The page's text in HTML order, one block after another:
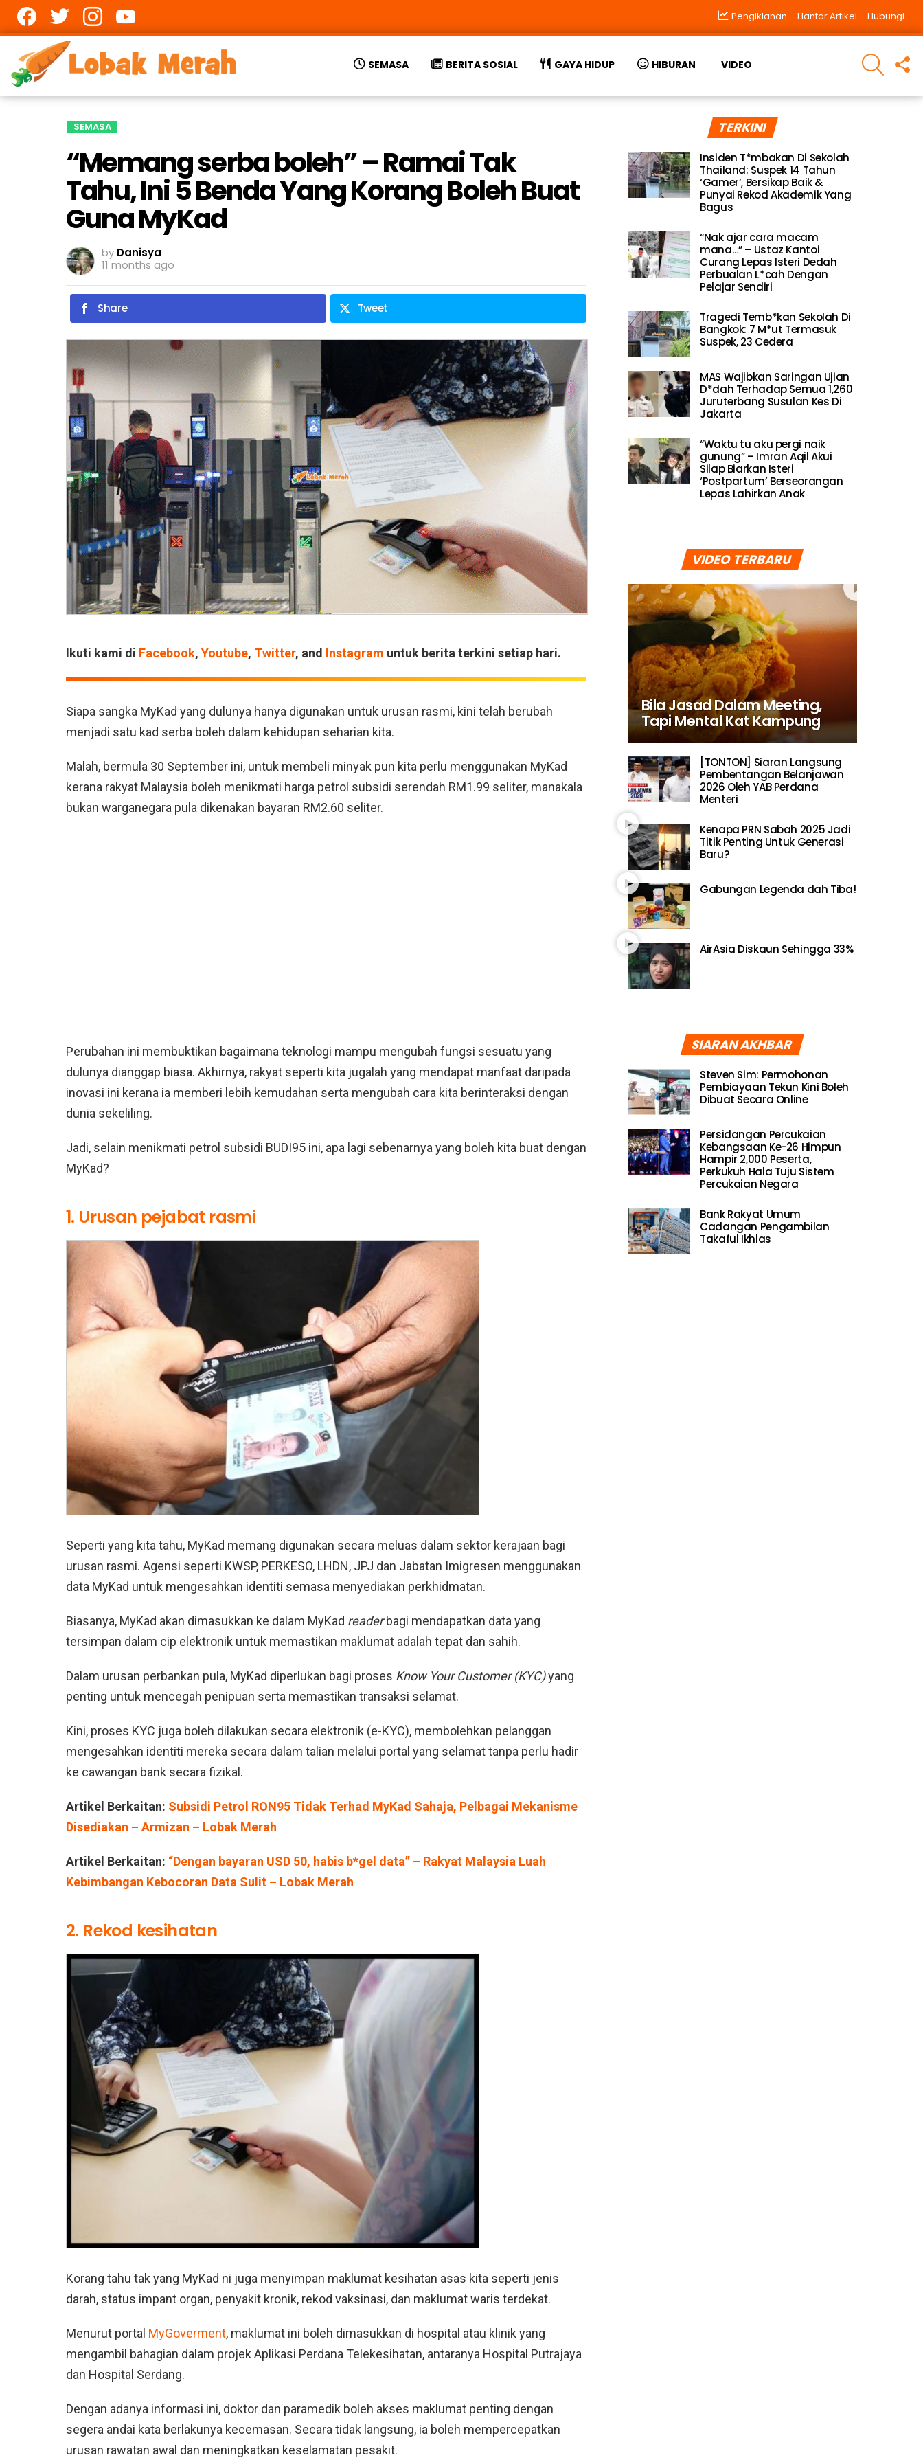
Pengiklanan Hantar Artikel Hubungi
SEMASA BERITA SOSIAL GAYA HIDUP HIBURAN VIDEO
SEARCH
SEMASA
“Memang serba boleh” – Ramai Tak
Tahu, Ini 5 Benda Yang Korang Boleh Buat
Guna MyKad
by Danisya
11 months ago
Share Tweet
Ikuti kami di Facebook, Youtube, Twitter, and Instagram untuk berita terkini setiap hari.
Siapa sangka MyKad yang dulunya hanya digunakan untuk urusan rasmi, kini telah berubah
menjadi satu kad serba boleh dalam kehidupan seharian kita.
Malah, bermula 30 September ini, untuk membeli minyak pun kita perlu menggunakan MyKad
kerana rakyat Malaysia boleh menikmati harga petrol subsidi serendah RM1.99 seliter, manakala
bukan warganegara pula dikenakan bayaran RM2.60 seliter.
Perubahan ini membuktikan bagaimana teknologi mampu mengubah fungsi sesuatu yang
dulunya dianggap biasa. Akhirnya, rakyat seperti kita jugalah yang mendapat manfaat daripada
inovasi ini kerana ia memberi lebih kemudahan serta mengubah cara kita berinteraksi dengan
dunia sekeliling.
Jadi, selain menikmati petrol subsidi BUDI95 ini, apa lagi sebenarnya yang boleh kita buat dengan
MyKad?
1. Urusan pejabat rasmi
Seperti yang kita tahu, MyKad memang digunakan secara meluas dalam sektor kerajaan bagi
urusan rasmi. Agensi seperti KWSP, PERKESO, LHDN, JPJ dan Jabatan Imigresen menggunakan
data MyKad untuk mengesahkan identiti semasa menyediakan perkhidmatan.
Biasanya, MyKad akan dimasukkan ke dalam MyKad readerbagi mendapatkan data yang
tersimpan dalam cip elektronik untuk memastikan maklumat adalah tepat dan sahih.
Dalam urusan perbankan pula, MyKad diperlukan bagi proses Know Your Customer (KYC)yang
penting untuk mencegah penipuan serta memastikan transaksi selamat.
Kini, proses KYC juga boleh dilakukan secara elektronik (e-KYC), membolehkan pelanggan
mengesahkan identiti mereka secara dalam talian melalui portal yang selamat tanpa perlu hadir
ke cawangan bank secara fizikal.
Artikel Berkaitan: Subsidi Petrol RON95 Tidak Terhad MyKad Sahaja, Pelbagai Mekanisme
Disediakan – Armizan – Lobak Merah
Artikel Berkaitan: “Dengan bayaran USD 50, habis b*gel data” – Rakyat Malaysia Luah
Kebimbangan Kebocoran Data Sulit – Lobak Merah
2. Rekod kesihatan
Korang tahu tak yang MyKad ni juga menyimpan maklumat kesihatan asas kita seperti jenis
darah, status impant organ, penyakit kronik, rekod vaksinasi, dan maklumat waris terdekat.
Menurut portal MyGoverment, maklumat ini boleh dimasukkan di hospital atau klinik yang
mengambil bahagian dalam projek Aplikasi Perdana Telekesihatan, antaranya Hospital Putrajaya
dan Hospital Serdang.
Dengan adanya informasi ini, doktor dan paramedik boleh akses maklumat penting dengan
segera andai kata berlakunya kecemasan. Secara tidak langsung, ia boleh mempercepatkan
urusan rawatan awal dan meningkatkan keselamatan pesakit.
TERKINI
Insiden T*mbakan Di Sekolah
Thailand: Suspek 14 Tahun
‘Gamer’, Bersikap Baik &
Punyai Rekod Akademik Yang
Bagus
“Nak ajar cara macam
mana…” – Ustaz Kantoi
Curang Lepas Isteri Dedah
Perbualan L*cah Dengan
Pelajar Sendiri
Tragedi Temb*kan Sekolah Di
Bangkok: 7 M*ut Termasuk
Suspek, 23 Cedera
MAS Wajibkan Saringan Ujian
D*dah Terhadap Semua 1,260
Juruterbang Susulan Kes Di
Jakarta
“Waktu tu aku pergi naik
gunung” – Imran Aqil Akui
Silap Biarkan Isteri
‘Postpartum’ Berseorangan
Lepas Lahirkan Anak
VIDEO TERBARU
Bila Jasad Dalam Meeting,
Tapi Mental Kat Kampung
[TONTON] Siaran Langsung
Pembentangan Belanjawan
2026 Oleh YAB Perdana
Menteri
Kenapa PRN Sabah 2025 Jadi
Titik Penting Untuk Generasi
Baru?
Gabungan Legenda dah Tiba!
AirAsia Diskaun Sehingga 33%
SIARAN AKHBAR
Steven Sim: Permohonan
Pembiayaan Tekun Kini Boleh
Dibuat Secara Online
Persidangan Percukaian
Kebangsaan Ke-26 Himpun
Hampir 2,000 Peserta,
Perkukuh Hala Tuju Sistem
Percukaian Negara
Bank Rakyat Umum
Cadangan Pengambilan
Takaful Ikhlas